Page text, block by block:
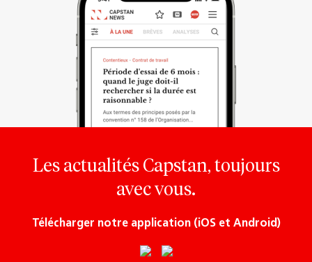
Les actualités Capstan, toujours
avec vous.
Télécharger notre application (iOS et Android)